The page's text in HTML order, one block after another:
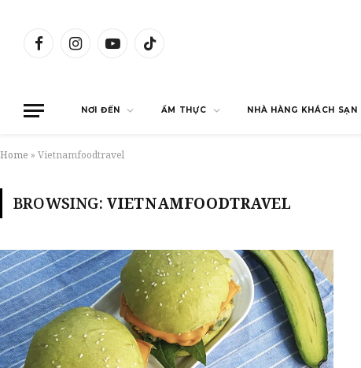
FacebookInstagramYouTubeTikTok
NƠI ĐẾN ẨM THỰC NHÀ HÀNG KHÁCH SẠN
Home » Vietnamfoodtravel
BROWSING: VIETNAMFOODTRAVEL